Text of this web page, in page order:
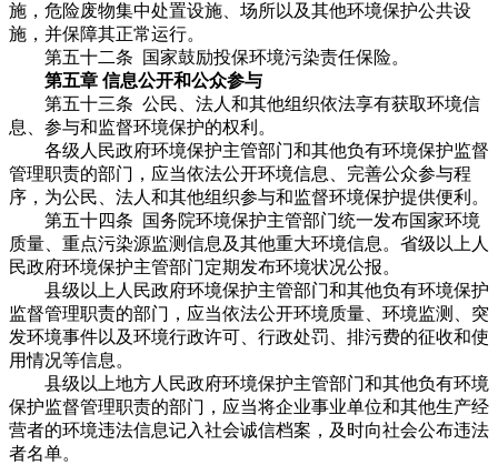
施，危险废物集中处置设施、场所以及其他环境保护公共设
施，并保障其正常运行。
第五十二条 国家鼓励投保环境污染责任保险。
第五章 信息公开和公众参与
第五十三条 公民、法人和其他组织依法享有获取环境信
息、参与和监督环境保护的权利。
各级人民政府环境保护主管部门和其他负有环境保护监督
管理职责的部门，应当依法公开环境信息、完善公众参与程
序，为公民、法人和其他组织参与和监督环境保护提供便利。
第五十四条 国务院环境保护主管部门统一发布国家环境
质量、重点污染源监测信息及其他重大环境信息。省级以上人
民政府环境保护主管部门定期发布环境状况公报。
县级以上人民政府环境保护主管部门和其他负有环境保护
监督管理职责的部门，应当依法公开环境质量、环境监测、突
发环境事件以及环境行政许可、行政处罚、排污费的征收和使
用情况等信息。
县级以上地方人民政府环境保护主管部门和其他负有环境
保护监督管理职责的部门，应当将企业事业单位和其他生产经
营者的环境违法信息记入社会诚信档案，及时向社会公布违法
者名单。